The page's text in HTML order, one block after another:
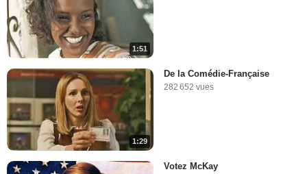
1:51
1:29
De la Comédie-Française
282 652 vues
Votez McKay